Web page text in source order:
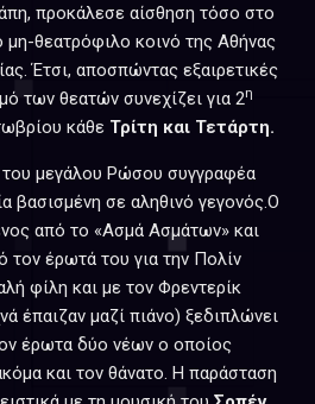
προκάλεσε αίσθηση τόσο στο
θεατρόφιλο κοινό της Αθήνας
Έτσι, αποσπώντας εξαιρετικές
των θεατών συνεχίζει για 2η
κάθε Τρίτη και Τετάρτη.
του μεγάλου Ρώσου συγγραφέα
βασισμένη σε αληθινό γεγονός.Ο
από το «Ασμά Ασμάτων» και
τον έρωτά του για την Πολίν
φίλη και με τον Φρεντερίκ
έπαιζαν μαζί πιάνο) ξεδιπλώνει
έρωτα δύο νέων ο οποίος
και τον θάνατο. Η παράσταση